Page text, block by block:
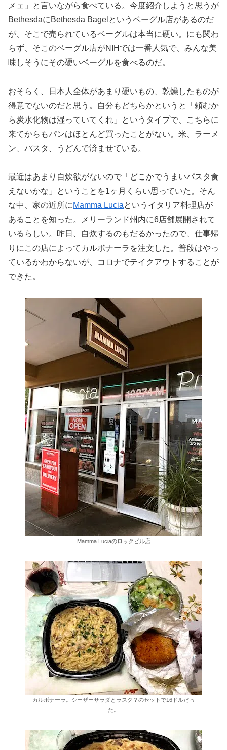
メェ」と言いながら食べている。今度紹介しようと思うが
BethesdaにBethesda Bagelというベーグル店があるのだ
が、そこで売られているベーグルは本当に硬い。にも関わ
らず、そこのベーグル店がNIHでは一番人気で、みんな美
味しそうにその硬いベーグルを食べるのだ。
おそらく、日本人全体があまり硬いもの、乾燥したものが
得意でないのだと思う。自分もどちらかというと「頼むか
ら炭水化物は湿っていてくれ」というタイプで、こちらに
来てからもパンはほとんど買ったことがない。米、ラーメ
ン、パスタ、うどんで済ませている。
最近はあまり自炊欲がないので「どこかでうまいパスタ食
えないかな」ということを1ヶ月くらい思っていた。そん
な中、家の近所に Mamma Luciaというイタリア料理店が
あることを知った。メリーランド州内に6店舗展開されて
いるらしい。昨日、自炊するのもだるかったので、仕事帰
りにこの店によってカルボナーラを注文した。普段はやっ
ているかわからないが、コロナでテイクアウトすることが
できた。
Mamma Luciaのロックビル店
カルボナーラ。シーザーサラダとラスク？のセットで16ドルだっ
た。